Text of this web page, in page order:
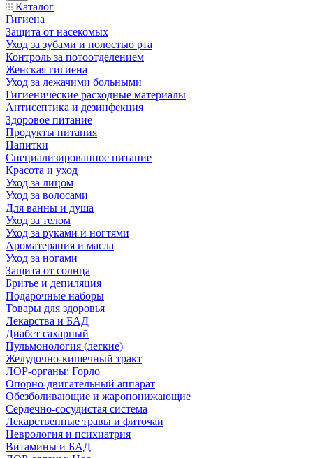
Каталог
Гигиена
Защита от насекомых
Уход за зубами и полостью рта
Контроль за потоотделением
Женская гигиена
Уход за лежачими больными
Гигиенические расходные материалы
Антисептика и дезинфекция
Здоровое питание
Продукты питания
Напитки
Специализированное питание
Красота и уход
Уход за лицом
Уход за волосами
Для ванны и душа
Уход за телом
Уход за руками и ногтями
Ароматерапия и масла
Уход за ногами
Защита от солнца
Бритье и депиляция
Подарочные наборы
Товары для здоровья
Лекарства и БАД
Диабет сахарный
Пульмонология (легкие)
Желудочно-кишечный тракт
ЛОР-органы: Горло
Опорно-двигательный аппарат
Обезболивающие и жаропонижающие
Сердечно-сосудистая система
Лекарственные травы и фиточаи
Неврология и психиатрия
Витамины и БАД